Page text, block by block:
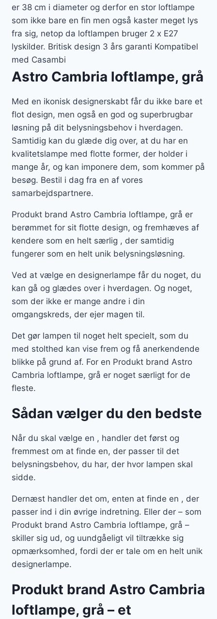
er 38 cm i diameter og derfor en stor loftlampe
som ikke bare en fin men også kaster meget lys
fra sig, netop da loftlampen bruger 2 x E27
lyskilder. Britisk design 3 års garanti Kompatibel
med Casambi
Astro Cambria loftlampe, grå
Med en ikonisk designerskabt får du ikke bare et
flot design, men også en god og superbrugbar
løsning på dit belysningsbehov i hverdagen.
Samtidig kan du glæde dig over, at du har en
kvalitetslampe med flotte former, der holder i
mange år, og kan imponere dem, som kommer på
besøg. Bestil i dag fra en af vores
samarbejdspartnere.
Produkt brand Astro Cambria loftlampe, grå er
berømmet for sit flotte design, og fremhæves af
kendere som en helt særlig , der samtidig
fungerer som en helt unik belysningsløsning.
Ved at vælge en designerlampe får du noget, du
kan gå og glædes over i hverdagen. Og noget,
som der ikke er mange andre i din
omgangskreds, der ejer magen til.
Det gør lampen til noget helt specielt, som du
med stolthed kan vise frem og få anerkendende
blikke på grund af. For en Produkt brand Astro
Cambria loftlampe, grå er noget særligt for de
fleste.
Sådan vælger du den bedste
Når du skal vælge en , handler det først og
fremmest om at finde en, der passer til det
belysningsbehov, du har, der hvor lampen skal
sidde.
Dernæst handler det om, enten at finde en , der
passer ind i din øvrige indretning. Eller der – som
Produkt brand Astro Cambria loftlampe, grå –
skiller sig ud, og uundgåeligt vil tiltrække sig
opmærksomhed, fordi der er tale om en helt unik
designerlampe.
Produkt brand Astro Cambria
loftlampe, grå – et